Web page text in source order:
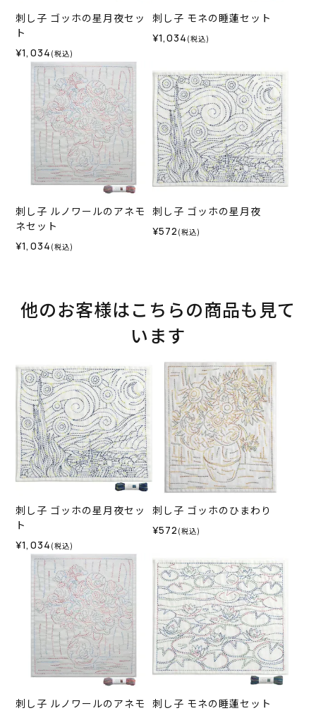
刺し子 ゴッホの星月夜セッ
ト
¥1,034 (税込)
刺し子 モネの睡蓮セット
¥1,034 (税込)
刺し子 ルノワールのアネモ
ネセット
¥1,034 (税込)
刺し子 ゴッホの星月夜
¥572 (税込)
他のお客様はこちらの商品も見て
います
刺し子 ゴッホの星月夜セッ
ト
¥1,034 (税込)
刺し子 ゴッホのひまわり
¥572 (税込)
刺し子 ルノワールのアネモ 刺し子 モネの睡蓮セット